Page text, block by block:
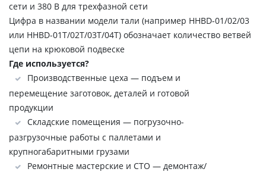
сети и 380 В для трехфазной сети
Цифра в названии модели тали (например HHBD-01/02/03
или HHBD-01T/02T/03T/04T) обозначает количество ветвей
цепи на крюковой подвеске
Где используется?
Производственные цеха — подъем и
перемещение заготовок, деталей и готовой
продукции
Складские помещения — погрузочно-
разгрузочные работы с паллетами и
крупногабаритными грузами
Ремонтные мастерские и СТО — демонтаж/